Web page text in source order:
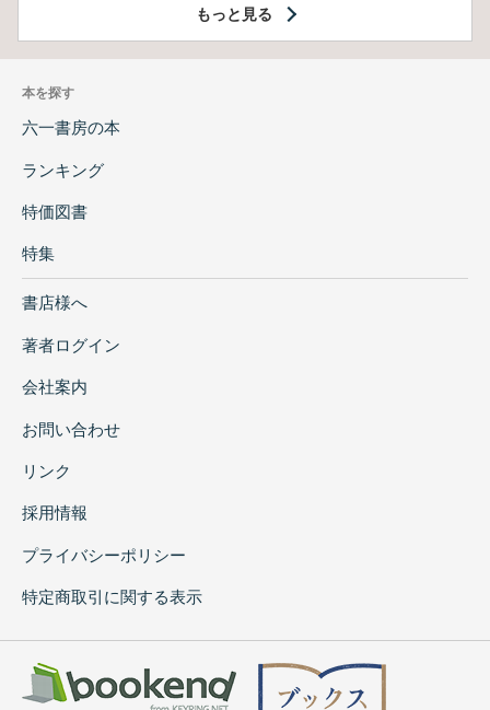
もっと見る
本を探す
六一書房の本
ランキング
特価図書
特集
書店様へ
著者ログイン
会社案内
お問い合わせ
リンク
採用情報
プライバシーポリシー
特定商取引に関する表示